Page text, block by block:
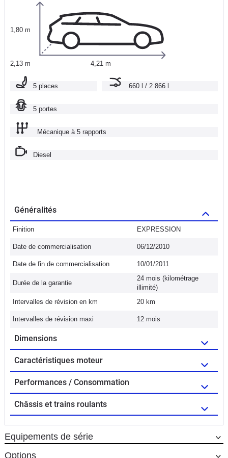
1,80 m
2,13 m 4,21 m
5 places 660 l / 2 866 l
5 portes
Mécanique à 5 rapports
Diesel
Généralités
Finition EXPRESSION
Date de commercialisation 06/12/2010
Date de fin de commercialisation 10/01/2011
Durée de la garantie
24 mois (kilométrage
illimité)
Intervalles de révision en km
20 km
Intervalles de révision maxi 12 mois
Dimensions
Caractéristiques moteur
Performances / Consommation
Châssis et trains roulants
Equipements de série
Options